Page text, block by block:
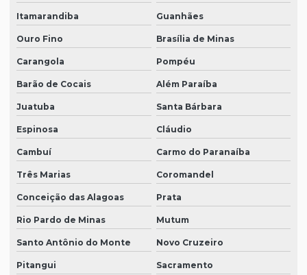
Itamarandiba Guanhães
Ouro Fino Brasília de Minas
Carangola Pompéu
Barão de Cocais Além Paraíba
Juatuba Santa Bárbara
Espinosa Cláudio
Cambuí Carmo do Paranaíba
Três Marias Coromandel
Conceição das Alagoas Prata
Rio Pardo de Minas Mutum
Santo Antônio do Monte Novo Cruzeiro
Pitangui Sacramento